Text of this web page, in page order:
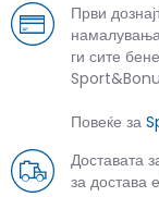
Први
ги сите
Повеќе за
Доставата
за достава